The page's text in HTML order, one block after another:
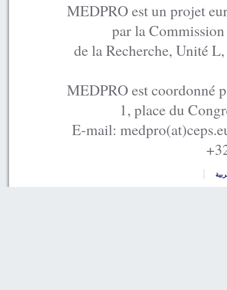
MEDPRO est un projet
par la
de la Recherche, Unité
MEDPRO est coordonné
1, place du
E-mail: